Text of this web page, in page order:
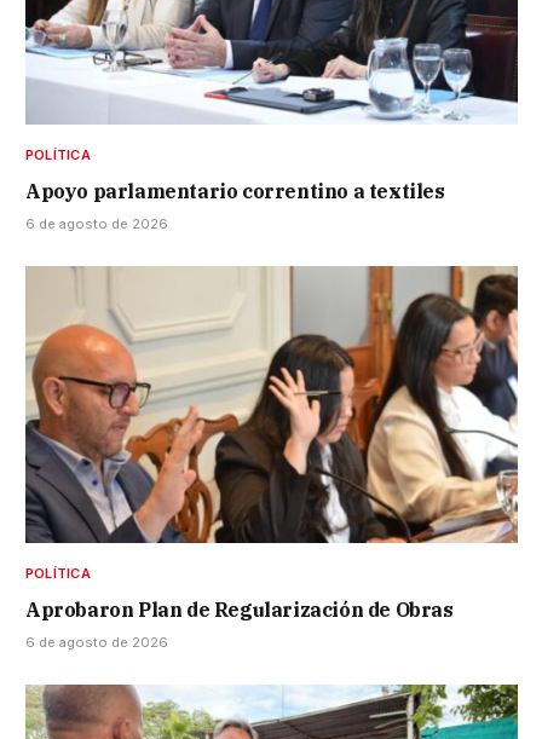
POLÍTICA
Apoyo parlamentario correntino a textiles
6 de agosto de 2026
POLÍTICA
Aprobaron Plan de Regularización de Obras
6 de agosto de 2026